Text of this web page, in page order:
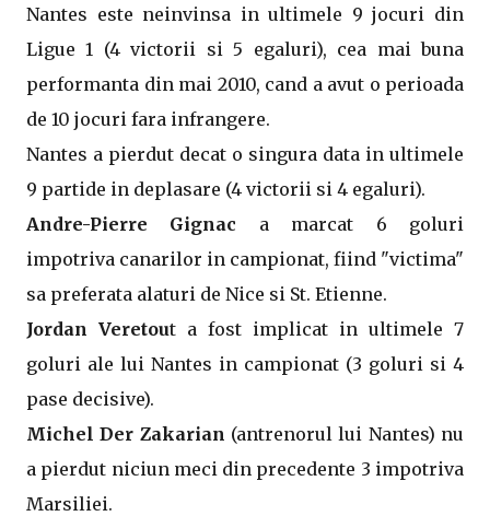
Nantes este neinvinsa in ultimele 9 jocuri din
Ligue 1 (4 victorii si 5 egaluri), cea mai buna
performanta din mai 2010, cand a avut o perioada
de 10 jocuri fara infrangere.
Nantes a pierdut decat o singura data in ultimele
9 partide in deplasare (4 victorii si 4 egaluri).
Andre-Pierre Gignac a marcat 6 goluri
impotriva canarilor in campionat, fiind "victima"
sa preferata alaturi de Nice si St. Etienne.
Jordan Veretout a fost implicat in ultimele 7
goluri ale lui Nantes in campionat (3 goluri si 4
pase decisive).
Michel Der Zakarian (antrenorul lui Nantes) nu
a pierdut niciun meci din precedente 3 impotriva
Marsiliei.